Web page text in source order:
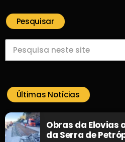
Pesquisar
Últimas Notícias
Obras da Elovias
da Serra de